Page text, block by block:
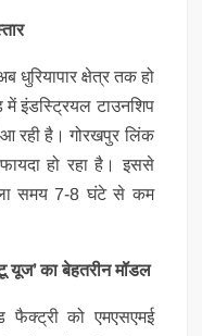
धुरियापार क्षेत्र तक हो
में इंडस्ट्रियल टाउनशिप
रही है। गोरखपुर लिंक
हो रहा है। इससे
समय 7-8 घंटे से कम
यूज’ का बेहतरीन मॉडल
फैक्ट्री को एमएसएमई